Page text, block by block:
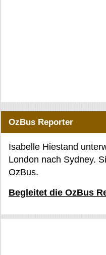
OzBus Reporter
Isabelle Hiestand
London nach Sydney.
OzBus.
Begleitet die OzBus